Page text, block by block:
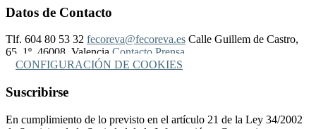
Datos de Contacto
Tlf. 604 80 53 32 fecoreva@fecoreva.es Calle Guillem de Castro,
65, 1º, 46008, Valencia Contacto Prensa
CONFIGURACIÓN DE COOKIES
Suscribirse
En cumplimiento de lo previsto en el artículo 21 de la Ley 34/2002